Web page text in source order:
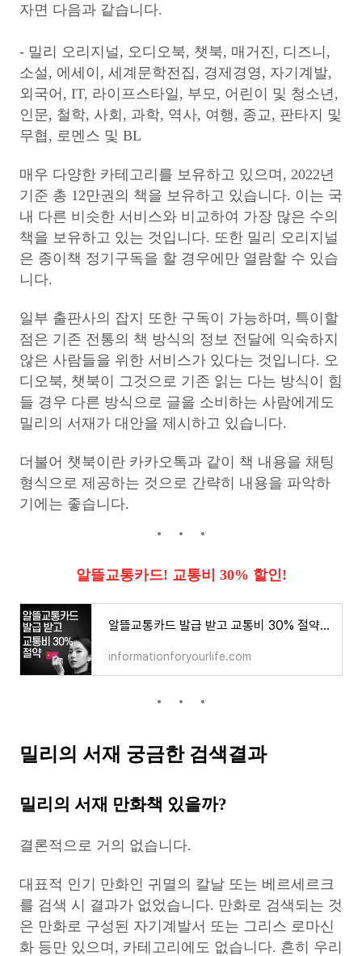
자면 다음과 같습니다.
- 밀리 오리지널, 오디오북, 챗북, 매거진, 디즈니,
소설, 에세이, 세계문학전집, 경제경영, 자기계발,
외국어, IT, 라이프스타일, 부모, 어린이 및 청소년,
인문, 철학, 사회, 과학, 역사, 여행, 종교, 판타지 및
무협, 로멘스 및 BL
매우 다양한 카테고리를 보유하고 있으며, 2022년
기준 총 12만권의 책을 보유하고 있습니다. 이는 국
내 다른 비슷한 서비스와 비교하여 가장 많은 수의
책을 보유하고 있는 것입니다. 또한 밀리 오리지널
은 종이책 정기구독을 할 경우에만 열람할 수 있습
니다.
일부 출판사의 잡지 또한 구독이 가능하며, 특이할
점은 기존 전통의 책 방식의 정보 전달에 익숙하지
않은 사람들을 위한 서비스가 있다는 것입니다. 오
디오북, 챗북이 그것으로 기존 읽는 다는 방식이 힘
들 경우 다른 방식으로 글을 소비하는 사람에게도
밀리의 서재가 대안을 제시하고 있습니다.
더불어 챗북이란 카카오톡과 같이 책 내용을 채팅
형식으로 제공하는 것으로 간략히 내용을 파악하
기에는 좋습니다.
알뜰교통카드! 교통비 30% 할인!
알뜰교통카드 발급 받고 교통비 30% 절약 해보자!
informationforyourlife.com
밀리의 서재 궁금한 검색결과
밀리의 서재 만화책 있을까?
결론적으로 거의 없습니다.
대표적 인기 만화인 귀멸의 칼날 또는 베르세르크
를 검색 시 결과가 없었습니다. 만화로 검색되는 것
은 만화로 구성된 자기계발서 또는 그리스 로마신
화 등만 있으며, 카테고리에도 없습니다. 흔히 우리